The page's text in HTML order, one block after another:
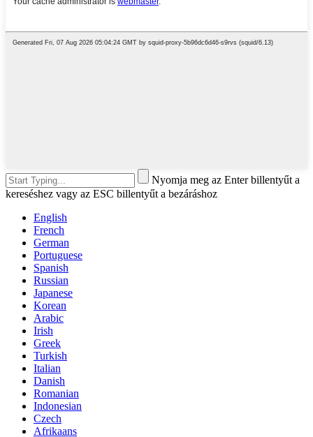
Nyomja meg az Enter billentyűt a
kereséshez vagy az ESC billentyűt a bezáráshoz
English
French
German
Portuguese
Spanish
Russian
Japanese
Korean
Arabic
Irish
Greek
Turkish
Italian
Danish
Romanian
Indonesian
Czech
Afrikaans